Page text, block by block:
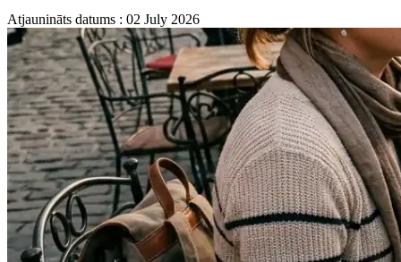
Atjaunināts datums : 02 July 2026